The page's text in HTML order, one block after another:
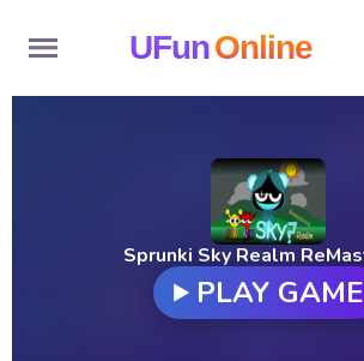
UFunOnline
Sprunki Sky Realm
PLAY GAME